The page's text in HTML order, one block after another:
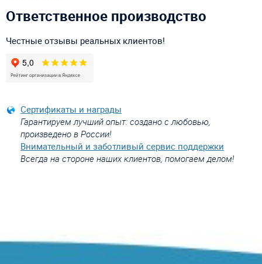
Ответственное производство
Честные отзывы реальных клиентов!
Сертификаты и награды
Гарантируем лучший опыт: создано с любовью,
произведено в России!
Внимательный и заботливый сервис поддержки
Всегда на стороне наших клиентов, помогаем делом!